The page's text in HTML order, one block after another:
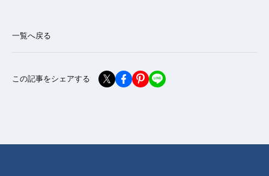
一覧へ戻る
この記事をシェアする